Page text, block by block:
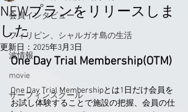
会員インタビュー
フィリピン、シャルガオ島の生活
波情報
movie
サーフィンスクール
NEWプランをリリースしま
した
更新日： 2025年3月3日
One Day Trial Membership(OTM)
One Day Trial Membershipとは1日だけ会員を
お試し体験することで施設の把握、会員の仕